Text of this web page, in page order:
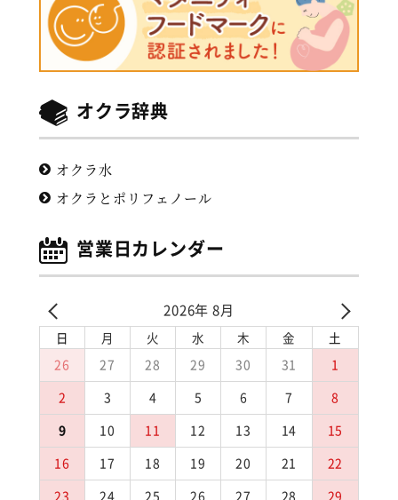
オクラ辞典
オクラ水
オクラとポリフェノール
営業日カレンダー
2026年 8月
日 月 火 水 木 金
土
26
27 28 29 30 31
1
2
3 4 5 6 7
8
9
10 11 12 13 14
15
16
17 18 19 20 21
22
23
24 25 26 27 28
29